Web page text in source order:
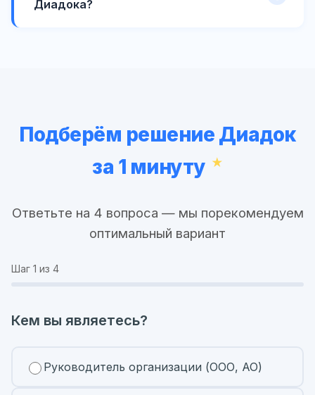
Диадока?
Подберём решение Диадок
за 1 минуту
Ответьте на 4 вопроса — мы порекомендуем
оптимальный вариант
Шаг 1 из 4
Кем вы являетесь?
Руководитель организации (ООО, АО)